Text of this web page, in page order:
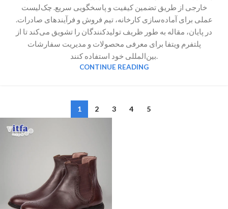
خارجی از طریق تضمین کیفیت و پاسخگویی سریع. چک‌لیست
عملی برای آماده‌سازی کارخانه، تیم فروش و فرآیندهای صادرات.
در پایان، مقاله به طور ظریف تولیدکنندگان را تشویق می‌کند تا از
پلتفرم ویتفا برای معرفی محصولات و مدیریت سفارشات
بین‌المللی خود استفاده کنند.
CONTINUE READING
1 2 3 4 5